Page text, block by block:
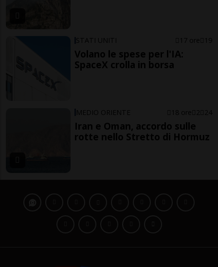
STATI UNITI 17 ore 19
Volano le spese per l'IA:
SpaceX crolla in borsa
MEDIO ORIENTE 18 ore 2 24
Iran e Oman, accordo sulle
rotte nello Stretto di Hormuz